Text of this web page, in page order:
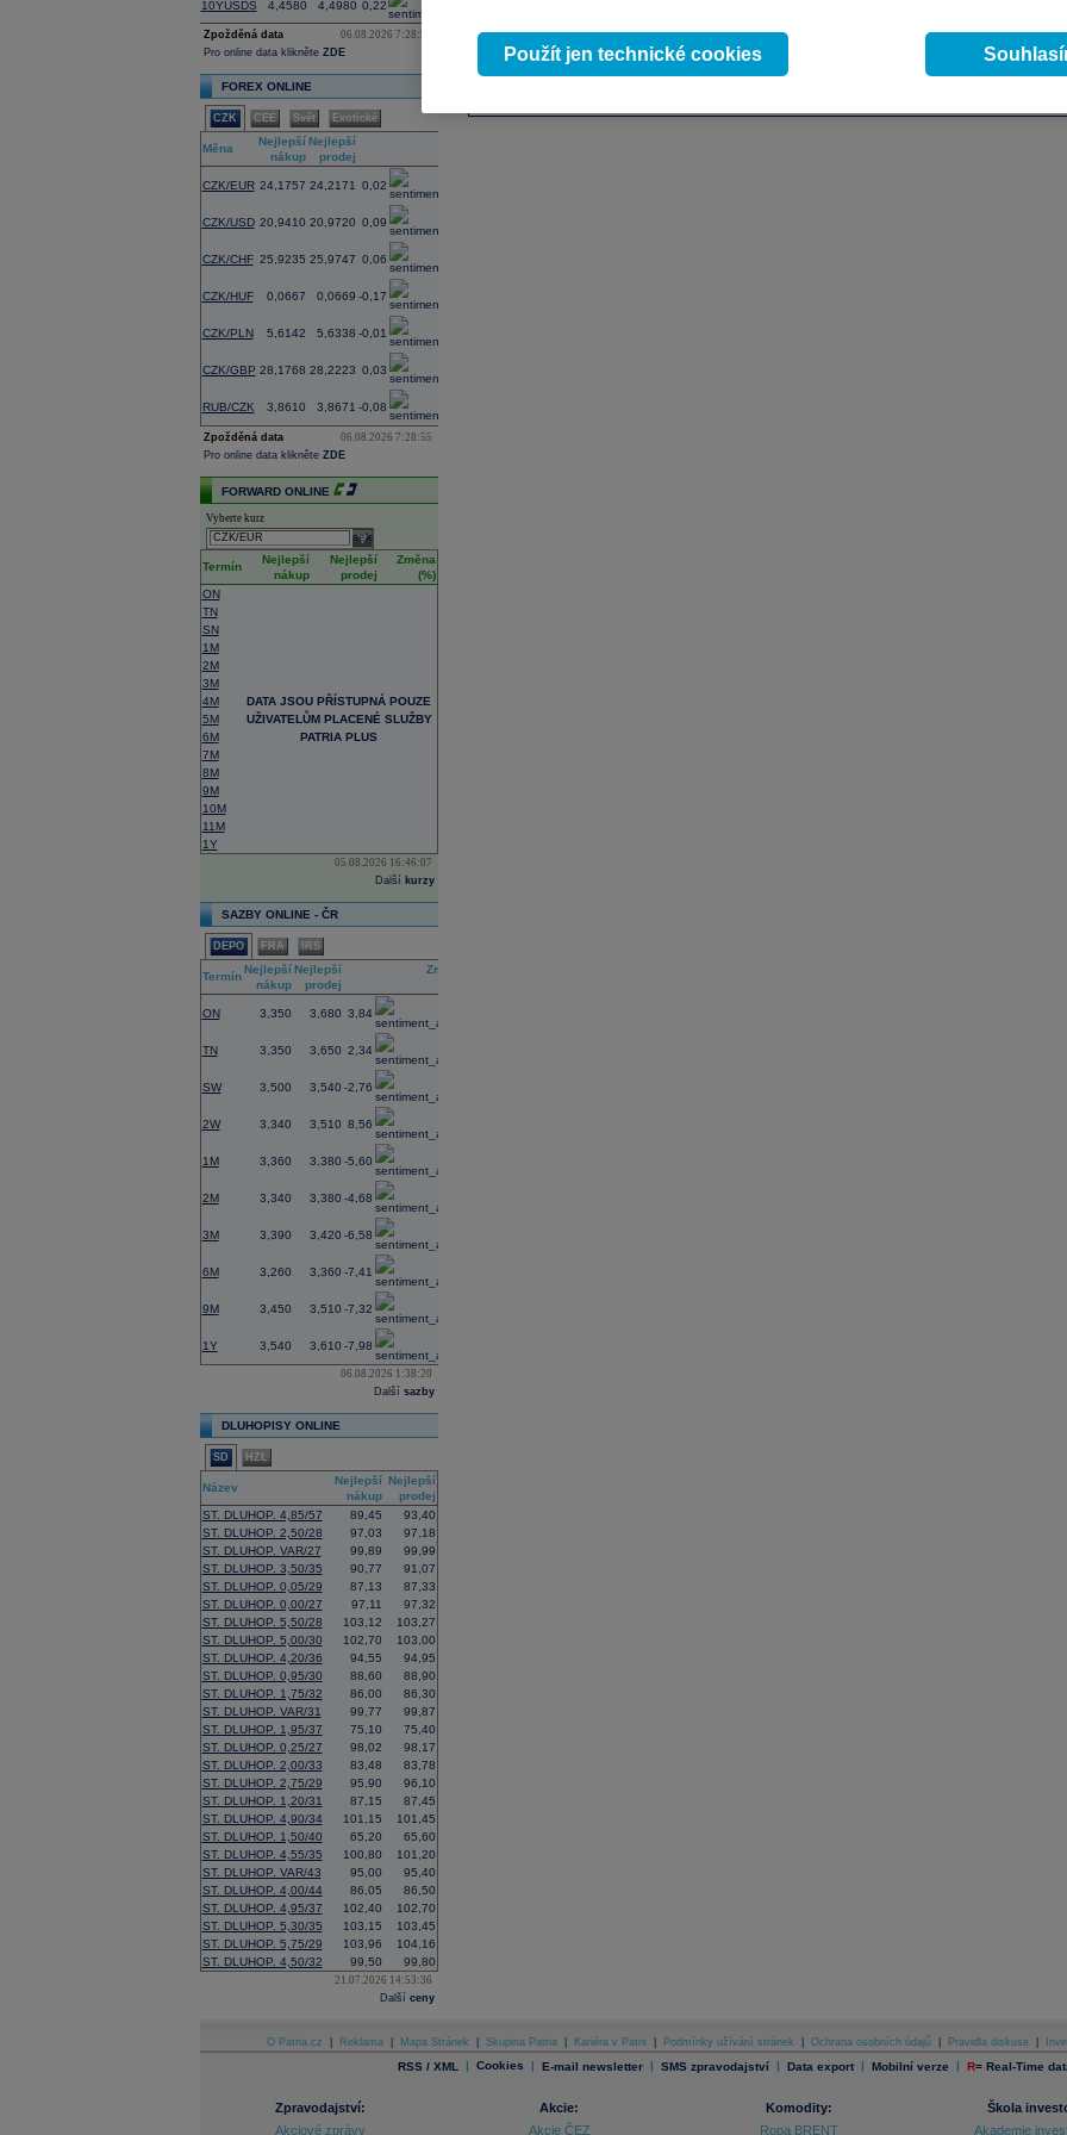
10YUSDS 4,4580 4,4980 0,22
Zpožděná data
06.08.2026 7:28:59
Pro online data klikněte ZDE
FOREX ONLINE
CZK CEE Svět Exotické
Měna
Nejlepší
nákup
Nejlepší
prodej
CZK/EUR 24,1757 24,2171 0,02
CZK/USD 20,9410 20,9720 0,09
CZK/CHF 25,9235 25,9747 0,06
CZK/HUF 0,0667 0,0669 -0,17
CZK/PLN 5,6142 5,6338 -0,01
CZK/GBP 28,1768 28,2223 0,03
RUB/CZK 3,8610 3,8671 -0,08
Zpožděná data
06.08.2026 7:28:55
Pro online data klikněte ZDE
FORWARD ONLINE
Vyberte kurz
select
Termín
Nejlepší
nákup
Nejlepší
prodej
Změna
(%)
ON
DATA JSOU PŘÍSTUPNÁ POUZE
UŽIVATELŮM PLACENÉ SLUŽBY
PATRIA PLUS
TN
SN
1M
2M
3M
4M
5M
6M
7M
8M
9M
10M
11M
1Y
05.08.2026 16:46:07
Další kurzy
SAZBY ONLINE - ČR
DEPO FRA IRS
Termín
Nejlepší
nákup
Nejlepší
prodej
Změna
ON 3,350 3,680 3,84
TN 3,350 3,650 2,34
SW 3,500 3,540 -2,76
2W 3,340 3,510 8,56
1M 3,360 3,380 -5,60
2M 3,340 3,380 -4,68
3M 3,390 3,420 -6,58
6M 3,260 3,360 -7,41
9M 3,450 3,510 -7,32
1Y 3,540 3,610 -7,98
06.08.2026 1:38:20
Další sazby
DLUHOPISY ONLINE
SD HZL
Název
Nejlepší
nákup
Nejlepší
prodej
ST. DLUHOP. 4,85/57
89,45
93,40
ST. DLUHOP. 2,50/28
97,03
97,18
ST. DLUHOP. VAR/27
99,89
99,99
ST. DLUHOP. 3,50/35
90,77
91,07
ST. DLUHOP. 0,05/29
87,13
87,33
ST. DLUHOP. 0,00/27
97,11
97,32
ST. DLUHOP. 5,50/28
103,12
103,27
ST. DLUHOP. 5,00/30
102,70
103,00
ST. DLUHOP. 4,20/36
94,55
94,95
ST. DLUHOP. 0,95/30
88,60
88,90
ST. DLUHOP. 1,75/32
86,00
86,30
ST. DLUHOP. VAR/31
99,77
99,87
ST. DLUHOP. 1,95/37
75,10
75,40
ST. DLUHOP. 0,25/27
98,02
98,17
ST. DLUHOP. 2,00/33
83,48
83,78
ST. DLUHOP. 2,75/29
95,90
96,10
ST. DLUHOP. 1,20/31
87,15
87,45
ST. DLUHOP. 4,90/34
101,15
101,45
ST. DLUHOP. 1,50/40
65,20
65,60
ST. DLUHOP. 4,55/35
100,80
101,20
ST. DLUHOP. VAR/43
95,00
95,40
ST. DLUHOP. 4,00/44
86,05
86,50
ST. DLUHOP. 4,95/37
102,40
102,70
ST. DLUHOP. 5,30/35
103,15
103,45
ST. DLUHOP. 5,75/29
103,96
104,16
ST. DLUHOP. 4,50/32
99,50 99,80
21.07.2026 14:53:36
Další ceny
O Patria.cz Reklama Mapa Stránek Skupina Patria Kariéra v Patrii Podmínky užívání stránek Ochrana osobních údajů Pravidla diskuse
RSS / XML | Cookies | E-mail newsletter | SMS zpravodajství | Data export | Mobilní verze | R= Real-Time
Zpravodajství:
Akciové zprávy
Akcie:
Akcie ČEZ
Komodity:
Ropa BRENT
Škola
Akademie
Použít jen technické cookies